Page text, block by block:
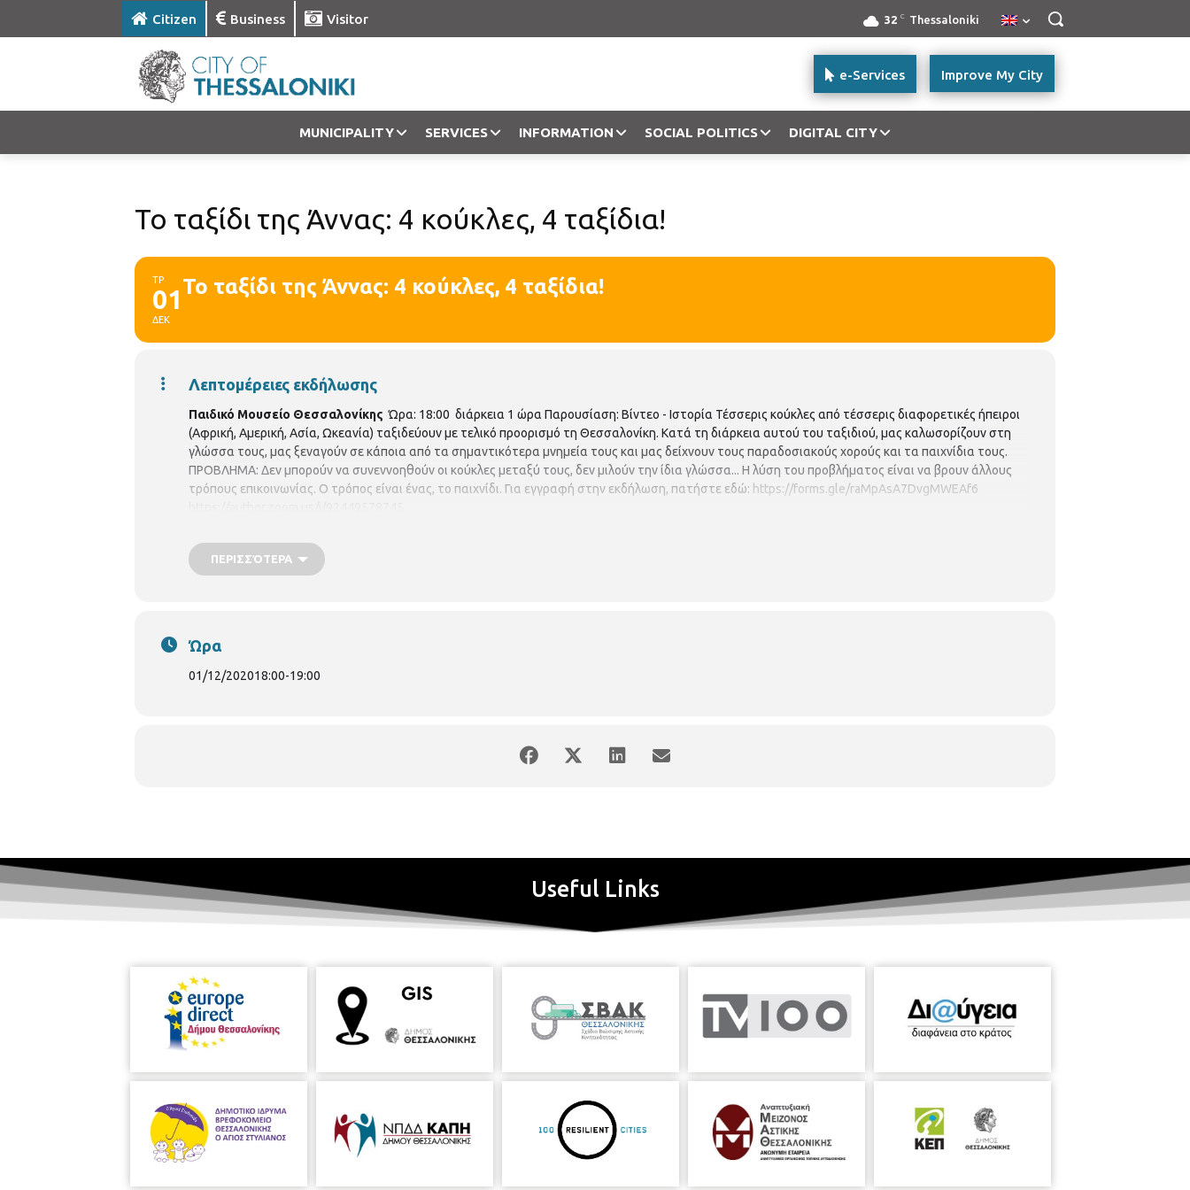
Citizen Business Visitor 32 C Thessaloniki
Improve My City
e-Services
MUNICIPALITY SERVICES INFORMATION SOCIAL POLITICS DIGITAL CITY
Το ταξίδι της Άννας: 4 κούκλες, 4 ταξίδια!
ΤΡ
01
ΔΕΚ
Το ταξίδι της Άννας: 4 κούκλες, 4 ταξίδια!
Λεπτομέρειες εκδήλωσης
Παιδικό Μουσείο Θεσσαλονίκης Ώρα: 18:00 διάρκεια 1 ώρα Παρουσίαση: Βίντεο - Ιστορία Τέσσερις κούκλες από τέσσερις διαφορετικές ήπειροι
(Αφρική, Αμερική, Ασία, Ωκεανία) ταξιδεύουν με τελικό προορισμό τη Θεσσαλονίκη. Κατά τη διάρκεια αυτού του ταξιδιού, μας καλωσορίζουν στη
γλώσσα τους, μας ξεναγούν σε κάποια από τα σημαντικότερα μνημεία τους και μας δείχνουν τους παραδοσιακούς χορούς και τα παιχνίδια τους.
ΠΡΟΒΛΗΜΑ: Δεν μπορούν να συνεννοηθούν οι κούκλες μεταξύ τους, δεν μιλούν την ίδια γλώσσα... Η λύση του προβλήματος είναι να βρουν άλλους
τρόπους επικοινωνίας. Ο τρόπος είναι ένας, το παιχνίδι. Για εγγραφή στην εκδήλωση, πατήστε εδώ: https://forms.gle/raMpAsA7DvgMWEAf6
ΠΕΡΙΣΣΌΤΕΡΑ
Ώρα
01/12/202018:00-19:00
Useful Links